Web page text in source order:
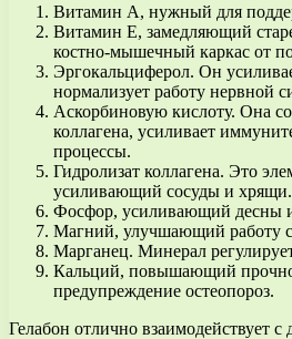
Витамин A, нужный для
Витамин E, замедляющий
костно-мышечный каркас от
Эргокальциферол. Он
нормализует работу нервной
Аскорбиновую кислоту. Она
коллагена, усиливает
процессы.
Гидролизат коллагена. Это
усиливающий сосуды и хрящи.
Фосфор, усиливающий десны
Магний, улучшающий работу
Марганец. Минерал
Кальций, повышающий
предупреждение остеопороз.
Гелабон отлично взаимодействует